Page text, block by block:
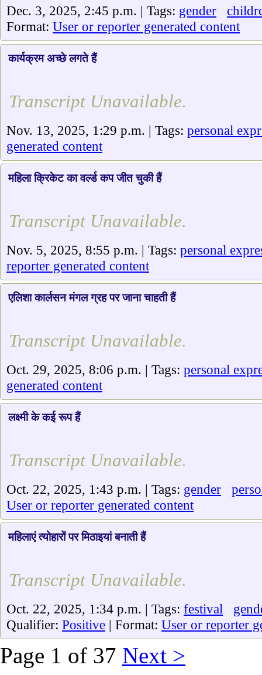
Dec. 3, 2025, 2:45 p.m. | Tags: gender
Format: User or reporter generated content
कार्यक्रम अच्छे लगते हैं
Transcript Unavailable.
Nov. 13, 2025, 1:29 p.m. | Tags: personal
generated content
महिला क्रिकेट का वर्ल्ड कप जीत चुकी हैं
Transcript Unavailable.
Nov. 5, 2025, 8:55 p.m. | Tags: personal
reporter generated content
एलिशा कार्लसन मंगल ग्रह पर जाना चाहती हैं
Transcript Unavailable.
Oct. 29, 2025, 8:06 p.m. | Tags: personal
generated content
लक्ष्मी के कई रूप हैं
Transcript Unavailable.
Oct. 22, 2025, 1:43 p.m. | Tags: gender
User or reporter generated content
महिलाएं त्योहारों पर मिठाइयां बनाती हैं
Transcript Unavailable.
Oct. 22, 2025, 1:34 p.m. | Tags: festival
Qualifier: Positive | Format: User or reporter
Page 1 of 37 Next >